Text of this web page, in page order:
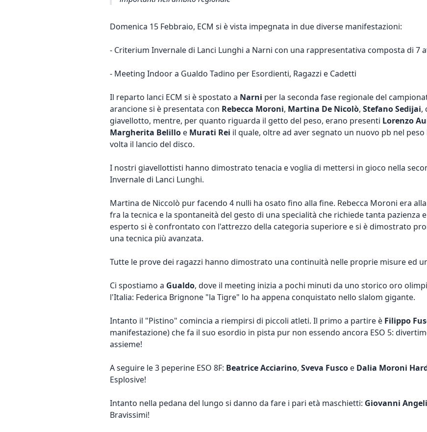
Domenica 15 Febbraio, ECM si è vista impegnata in due diverse manifestazioni:
- Criterium Invernale di Lanci Lunghi a Narni con una rappresentativa composta di 7
- Meeting Indoor a Gualdo Tadino per Esordienti, Ragazzi e Cadetti
Il reparto lanci ECM si è spostato a Narni per la seconda fase regionale del
arancione si è presentata con Rebecca Moroni, Martina De Nicolò, Stefano Sedijai,
giavellotto, mentre, per quanto riguarda il getto del peso, erano presenti Lorenzo
Margherita Belillo e Murati Rei il quale, oltre ad aver segnato un nuovo pb nel
volta il lancio del disco.
I nostri giavellottisti hanno dimostrato tenacia e voglia di mettersi in gioco nella
Invernale di Lanci Lunghi.
Martina de Niccolò pur facendo 4 nulli ha osato fino alla fine. Rebecca Moroni era
fra la tecnica e la spontaneità del gesto di una specialità che richiede tanta pazienza
esperto si è confrontato con l'attrezzo della categoria superiore e si è dimostrato
una tecnica più avanzata.
Tutte le prove dei ragazzi hanno dimostrato una continuità nelle proprie misure ed
Ci spostiamo a Gualdo, dove il meeting inizia a pochi minuti da uno storico oro
l'Italia: Federica Brignone "la Tigre" lo ha appena conquistato nello slalom gigante.
Intanto il "Pistino" comincia a riempirsi di piccoli atleti. Il primo a partire è Filippo
manifestazione) che fa il suo esordio in pista pur non essendo ancora ESO 5:
assieme!
A seguire le 3 peperine ESO 8F: Beatrice Acciarino, Sveva Fusco e Dalia Moroni
Esplosive!
Intanto nella pedana del lungo si danno da fare i pari età maschietti: Giovanni
Bravissimi!